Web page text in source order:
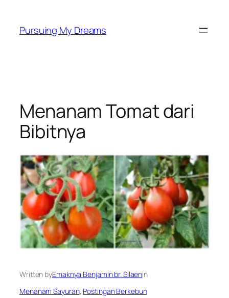
content
Pursuing My Dreams
Menanam Tomat dari
Bibitnya
Written byEmaknya Benjamin br. Silaenin
Menanam Sayuran, Postingan Berkebun